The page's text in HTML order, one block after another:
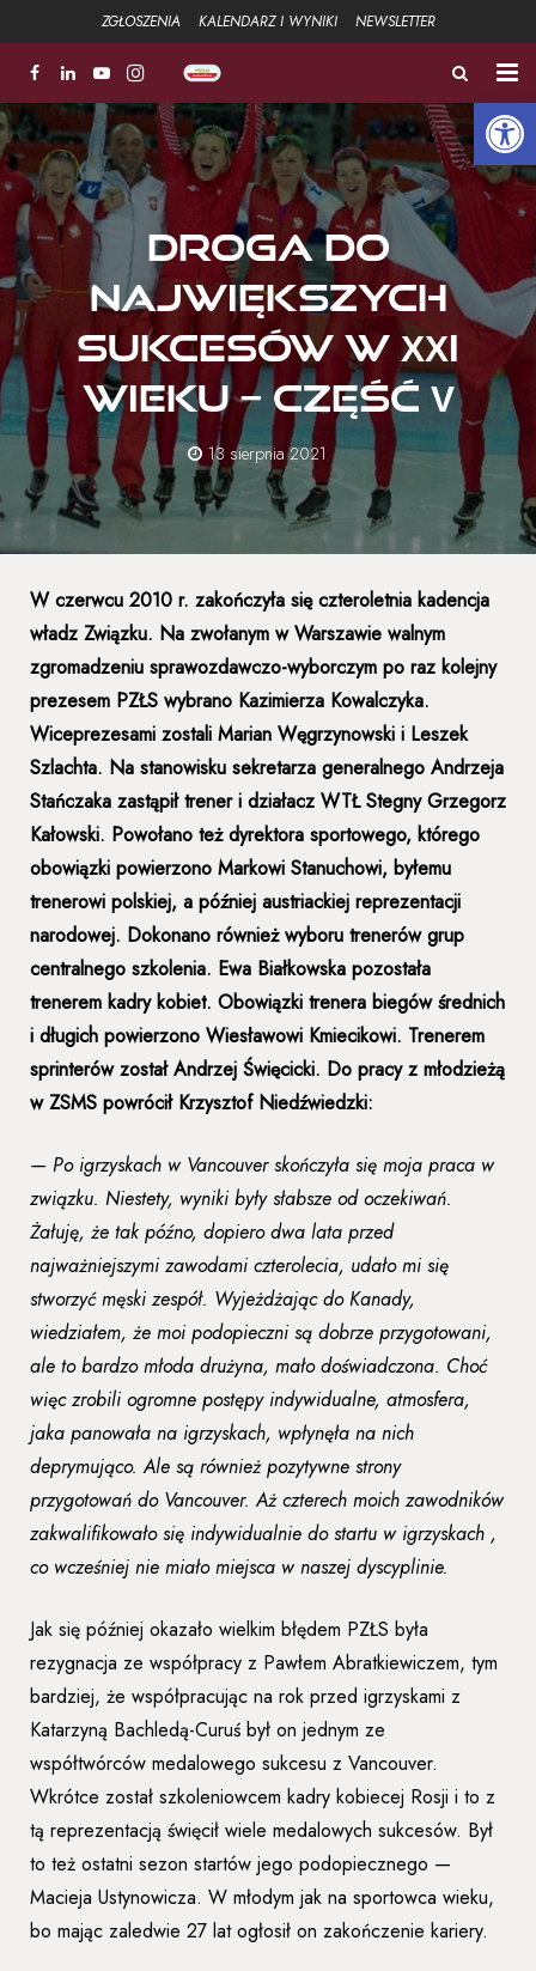
ZGŁOSZENIA KALENDARZ I WYNIKI NEWSLETTER
ZŁOTA ŁYŻWA
FUNDACJA
Aktualności
Strefa sportowa +
Strefa Związku +
Strefa szkoleniowa +
Galeria
Kontakt
Droga do
największych
sukcesów w XXI
wieku – część V
13 sierpnia 2021
W czerwcu 2010 r. zakończyła się czteroletnia kadencja
władz Związku. Na zwołanym w Warszawie walnym
zgromadzeniu sprawozdawczo-wyborczym po raz kolejny
prezesem PZŁS wybrano Kazimierza Kowalczyka.
Wiceprezesami zostali Marian Węgrzynowski i Leszek
Szlachta. Na stanowisku sekretarza generalnego Andrzeja
Stańczaka zastąpił trener i działacz WTŁ Stegny Grzegorz
Kałowski. Powołano też dyrektora sportowego, którego
obowiązki powierzono Markowi Stanuchowi, byłemu
trenerowi polskiej, a później austriackiej reprezentacji
narodowej. Dokonano również wyboru trenerów grup
centralnego szkolenia. Ewa Białkowska pozostała
trenerem kadry kobiet. Obowiązki trenera biegów średnich
i długich powierzono Wiesławowi Kmiecikowi. Trenerem
sprinterów został Andrzej Święcicki. Do pracy z młodzieżą
w ZSMS powrócił Krzysztof Niedźwiedzki:
— Po igrzyskach w Vancouver skończyła się moja praca w
związku. Niestety, wyniki były słabsze od oczekiwań.
Żałuję, że tak późno, dopiero dwa lata przed
najważniejszymi zawodami czterolecia, udało mi się
stworzyć męski zespół. Wyjeżdżając do Kanady,
wiedziałem, że moi podopieczni są dobrze przygotowani,
ale to bardzo młoda drużyna, mało doświadczona. Choć
więc zrobili ogromne postępy indywidualne, atmosfera,
jaka panowała na igrzyskach, wpłynęła na nich
deprymująco. Ale są również pozytywne strony
przygotowań do Vancouver. Aż czterech moich zawodników
zakwalifikowało się indywidualnie do startu w igrzyskach ,
co wcześniej nie miało miejsca w naszej dyscyplinie.
Jak się później okazało wielkim błędem PZŁS była
rezygnacja ze współpracy z Pawłem Abratkiewiczem, tym
bardziej, że współpracując na rok przed igrzyskami z
Katarzyną Bachledą-Curuś był on jednym ze
współtwórców medalowego sukcesu z Vancouver.
Wkrótce został szkoleniowcem kadry kobiecej Rosji i to z
tą reprezentacją święcił wiele medalowych sukcesów. Był
to też ostatni sezon startów jego podopiecznego —
Macieja Ustynowicza. W młodym jak na sportowca wieku,
bo mając zaledwie 27 lat ogłosił on zakończenie kariery.